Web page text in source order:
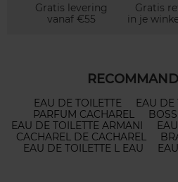
Gratis levering
vanaf €55
Gratis
in je
EAU DE TOILETTE
EAU DE
PARFUM CACHAREL
EAU DE TOILETTE ARMANI
CACHAREL DE CACHAREL
EAU DE TOILETTE L EAU